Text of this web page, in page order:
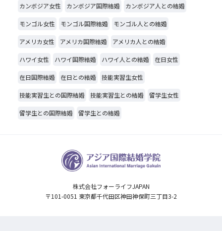
カンボジア女性 カンボジア国際結婚 カンボジア人との結婚
モンゴル女性 モンゴル国際結婚 モンゴル人との結婚
アメリカ女性 アメリカ国際結婚 アメリカ人との結婚
ハワイ女性 ハワイ国際結婚 ハワイ人との結婚 在日女性
在日国際結婚 在日との結婚 技能実習生女性
技能実習生との国際結婚 技能実習生との結婚 留学生女性
留学生との国際結婚 留学生との結婚
株式会社フォーライフJAPAN
〒101-0051 東京都千代田区神田神保町三丁目3-2